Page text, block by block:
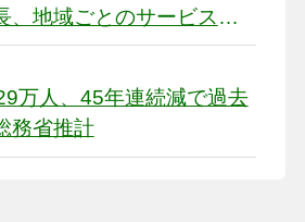
、地域ごとのサービス基
万人、45年連続減で過去
務省推計